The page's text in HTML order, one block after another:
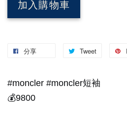
加入購物車
分享 Tweet
#moncler #moncler短袖
💰9800